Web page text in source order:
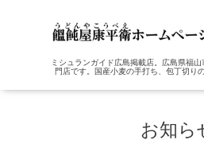
ミシュランガイド広島掲載店。広島県福
門店です。国産小麦の手打ち、包丁切り
お知ら